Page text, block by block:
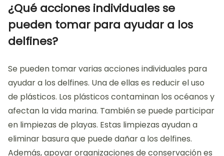
¿Qué acciones individuales se
pueden tomar para ayudar a los
delfines?
Se pueden tomar varias acciones individuales para
ayudar a los delfines. Una de ellas es reducir el uso
de plásticos. Los plásticos contaminan los océanos y
afectan la vida marina. También se puede participar
en limpiezas de playas. Estas limpiezas ayudan a
eliminar basura que puede dañar a los delfines.
Además, apoyar organizaciones de conservación es